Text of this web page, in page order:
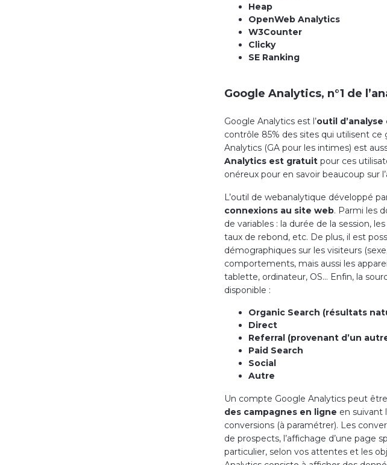
Heap
OpenWeb Analytics
W3Counter
Clicky
SE Ranking
Google Analytics, n°1 de
Google Analytics est l’outil
contrôle 85% des sites qui utilisent ce
Analytics (GA pour les intimes) est
Analytics est gratuit pour ces
onéreux pour en savoir beaucoup sur
L’outil de webanalytique développé
connexions au site web. Parmi les
de variables : la durée de la session,
taux de rebond, etc. De plus, il est
démographiques sur les visiteurs
comportements, mais aussi les
tablette, ordinateur, OS… Enfin, la
disponible :
Organic Search (résultats
Direct
Referral (provenant d’un
Paid Search
Social
Autre
Un compte Google Analytics peut
des campagnes en ligne en suivant
conversions (à paramétrer). Les
de prospects, l’affichage d’une page
particulier, selon vos attentes et les